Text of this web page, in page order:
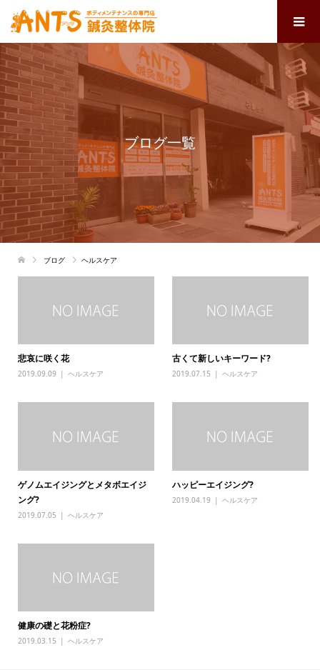
ブログ一覧
ブログ ヘルスケア
悲哀に咲く花
2019.09.09 ヘルスケア
古くて新しいキーワード?
2019.07.15 ヘルスケア
ゲノムエイジングとメタボエイジ
ング?
2019.07.05 ヘルスケア
ハッピーエイジング?
2019.04.19 ヘルスケア
健康の礎と花粉症?
2019.03.15 ヘルスケア